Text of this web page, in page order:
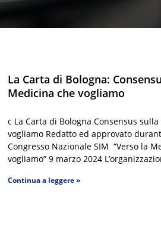
La Carta di Bologna:
Medicina che vogliamo
c La Carta di Bologna Consensus
vogliamo Redatto ed approvato
Congresso Nazionale SIM “Verso la
vogliamo” 9 marzo 2024
Continua a leggere »